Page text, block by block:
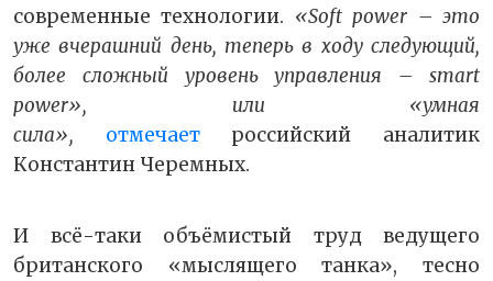
современные технологии. «Soft power – это
уже вчерашний день, теперь в ходу следующий,
более сложный уровень управления – smart
power», или «умная
сила»,
отмечаетроссийский аналитик
Константин Черемных.
И всё-таки объёмистый труд ведущего
британского «мыслящего танка», тесно